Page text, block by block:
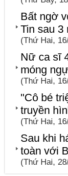
Bất ngờ
Tin sau 3
(Thứ Hai,
Nữ ca sĩ
móng
(Thứ Hai,
"Cô bé
truyền
(Thứ Hai,
Sau khi
toàn với
(Thứ Hai,